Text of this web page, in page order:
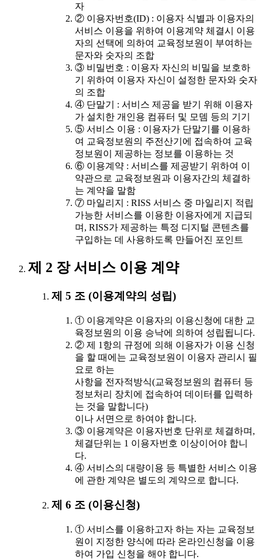
자
② 이용자번호(ID) : 이용자 식별과 이용자의
서비스 이용을 위하여 이용계약 체결시 이용
자의 선택에 의하여 교육정보원이 부여하는
문자와 숫자의 조합
③ 비밀번호 : 이용자 자신의 비밀을 보호하
기 위하여 이용자 자신이 설정한 문자와 숫자
의 조합
④ 단말기 : 서비스 제공을 받기 위해 이용자
가 설치한 개인용 컴퓨터 및 모뎀 등의 기기
⑤ 서비스 이용 : 이용자가 단말기를 이용하
여 교육정보원의 주전산기에 접속하여 교육
정보원이 제공하는 정보를 이용하는 것
⑥ 이용계약 : 서비스를 제공받기 위하여 이
약관으로 교육정보원과 이용자간의 체결하
는 계약을 말함
⑦ 마일리지 : RISS 서비스 중 마일리지 적립
가능한 서비스를 이용한 이용자에게 지급되
며, RISS가 제공하는 특정 디지털 콘텐츠를
구입하는 데 사용하도록 만들어진 포인트
제 2 장 서비스 이용 계약
제 5 조 (이용계약의 성립)
① 이용계약은 이용자의 이용신청에 대한 교
육정보원의 이용 승낙에 의하여 성립됩니다.
② 제 1항의 규정에 의해 이용자가 이용 신청
을 할 때에는 교육정보원이 이용자 관리시 필
요로 하는
사항을 전자적방식(교육정보원의 컴퓨터 등
정보처리 장치에 접속하여 데이터를 입력하
는 것을 말합니다)
이나 서면으로 하여야 합니다.
③ 이용계약은 이용자번호 단위로 체결하며,
체결단위는 1 이용자번호 이상이어야 합니
다.
④ 서비스의 대량이용 등 특별한 서비스 이용
에 관한 계약은 별도의 계약으로 합니다.
제 6 조 (이용신청)
① 서비스를 이용하고자 하는 자는 교육정보
원이 지정한 양식에 따라 온라인신청을 이용
하여 가입 신청을 해야 합니다.